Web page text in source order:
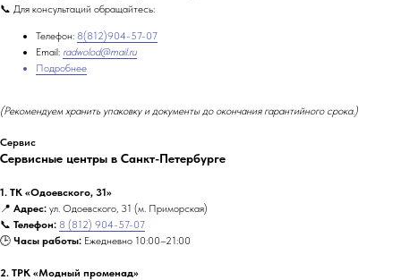
📞 Для консультаций обращайтесь:
Телефон: 8(812)904-57-07
Email: radwolod@mail.ru
Подробнее
(Рекомендуем хранить упаковку и документы до окончания гарантийного срока.)
Сервис
Сервисные центры в Санкт-Петербурге
1. ТК «Одоевского, 31»
📍 Адрес: ул. Одоевского, 31 (м. Приморская)
📞 Телефон: 8 (812) 904-57-07
🕒 Часы работы: Ежедневно 10:00–21:00
2. ТРК «Модный променад»